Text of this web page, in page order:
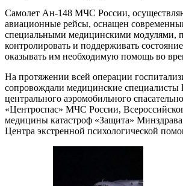
Самолет Ан-148 МЧС России,
авиационные рейсы, оснащен
специальными медицинскими модулями,
контролировать и поддерживать
оказывать им необходимую помощь во
На протяжении всей операции
сопровождали медицинские специалисты
центрального аэромобильного
«Центроспас» МЧС России,
медицины катастроф «Защита»
Центра экстренной психологической